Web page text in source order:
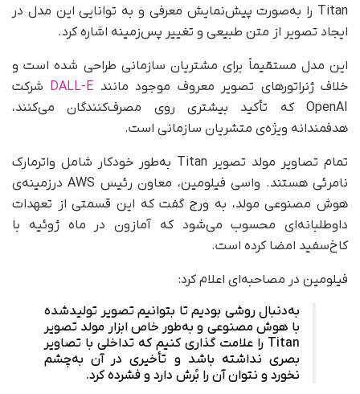
Titan را به‌صورت پیش‌نمایش معرفی و به توانایی این مدل در
ایجاد تصویر از متن طبیعی و تغییر پس‌زمینه اشاره کرد.
این مدل مستقیماً برای مشتریان سازمانی طراحی شده است و
خلاف ژنراتورهای تصویر معروف موجود مانند DALL-E شرکت
OpenAI که تأکید بیشتری روی مصرف‌کنندگان می‌کنند،
هدفمندانه ویژه‌ی متشریان سازمانی است.
تمام تصاویر مولد تصویر Titan به‌طور خودکار شامل واترمارک
نامرئی هستند. واسی فیلومین، معاون رئیس AWS در‌زمینه‌ی
هوش مصنوعی مولد، به ورج گفت که این قسمتی از تعهدات
داوطلبانه‌ای محسوب می‌شود که آمازون در ماه ژوئیه با
کاخ‌سفید امضا کرده است.
فیلومین در مصاحبه‌ای اعلام کرد:
به‌دنبال روشی بودیم تا بتوانیم تصویر تولید‌شده
با هوش مصنوعی و به‌طور خاص ابزار مولد تصویر
Titan را علامت گذاری کنیم که تداخلی با تصاویر
بصری نداشته باشد و تأخیری در آن به‌چشم
نخورد و نتوان آن را بُرش دارد و فشرده‌ کرد.